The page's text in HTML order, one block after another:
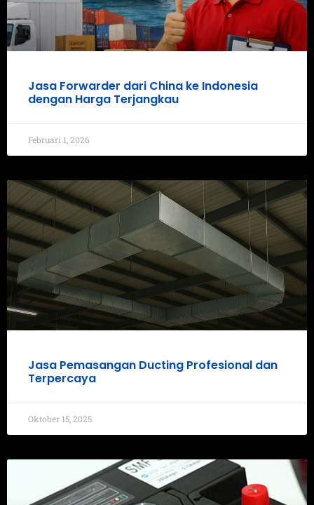
Jasa Forwarder dari China ke Indonesia
dengan Harga Terjangkau
Februari 1, 2026
Jasa Pemasangan Ducting Profesional dan
Terpercaya
Oktober 15, 2025